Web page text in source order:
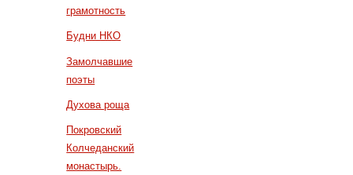
грамотность
Будни НКО
Замолчавшие
поэты
Духова роща
Покровский
Колчеданский
монастырь.